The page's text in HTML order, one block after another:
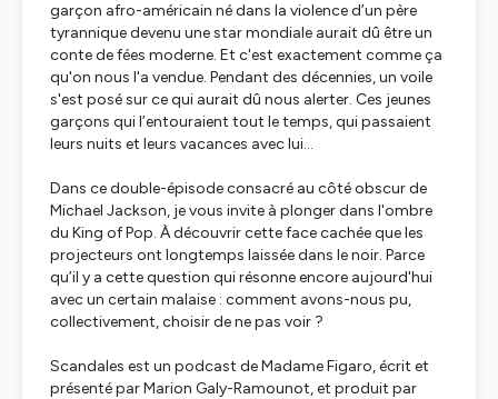
garçon afro-américain né dans la violence d’un père
tyrannique devenu une star mondiale aurait dû être un
conte de fées moderne. Et c'est exactement comme ça
qu'on nous l'a vendue. Pendant des décennies, un voile
s'est posé sur ce qui aurait dû nous alerter. Ces jeunes
garçons qui l’entouraient tout le temps, qui passaient
leurs nuits et leurs vacances avec lui...
Dans ce double-épisode consacré au côté obscur de
Michael Jackson, je vous invite à plonger dans l'ombre
du King of Pop. À découvrir cette face cachée que les
projecteurs ont longtemps laissée dans le noir. Parce
qu’il y a cette question qui résonne encore aujourd'hui
avec un certain malaise : comment avons-nous pu,
collectivement, choisir de ne pas voir ?
Scandales est un podcast deMadame Figaro, écrit et
présenté par Marion Galy-Ramounot, et produit par